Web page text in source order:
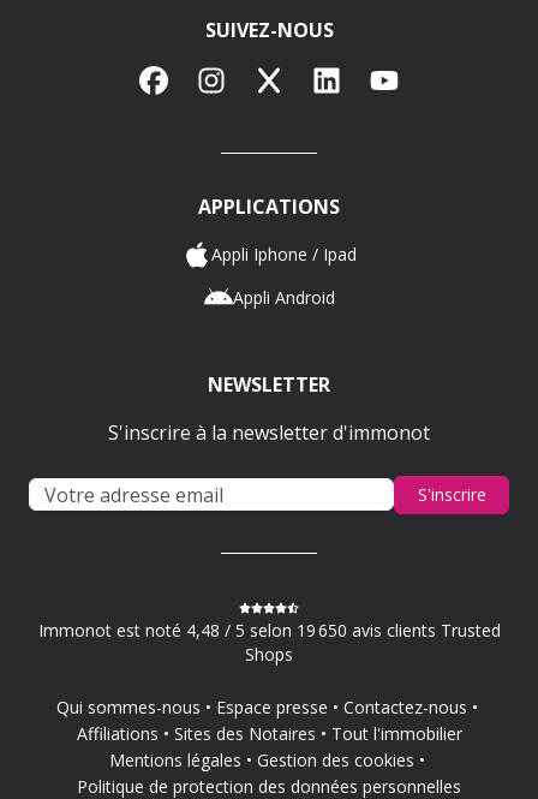
SUIVEZ-NOUS
FacebookInstagram
X LinkedInYouTube
APPLICATIONS
Appli Iphone / Ipad
Appli Android
NEWSLETTER
S'inscrire à la newsletter d'immonot
S'inscrire
Immonot est noté 4,48 / 5 selon 19 650 avis clients Trusted
Shops
Qui sommes-nous Espace presse
Contactez-nous
Affiliations
Sites des Notaires
Tout l'immobilier
Mentions légales
Gestion des cookies
Politique de protection des données personnelles